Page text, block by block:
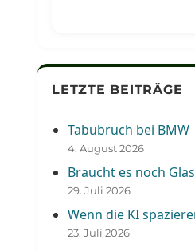
LETZTE BEITRÄGE
Tabubruch bei BMW
4. August 2026
Braucht es noch
29. Juli 2026
Wenn die KI
23. Juli 2026